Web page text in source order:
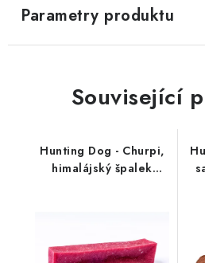
Parametry produktu
Související
Hunting Dog - Churpi,
himalájský špalek